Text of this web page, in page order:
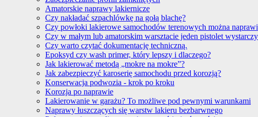
Amatorskie naprawy lakiernicze
Czy nakładać szpachlówkę na gołą blachę?
Czy powłoki lakierowe samochodów terenowych można
Czy w małym lub amatorskim warsztacie jeden pistolet
Czy warto czytać dokumentację techniczną.
Epoksyd czy wash primer, który lepszy i dlaczego?
Jak lakierować metodą „mokre na mokre”?
Jak zabezpieczyć karoserię samochodu przed korozją?
Konserwacja podwozia - krok po kroku
Korozja po naprawie
Lakierowanie w garażu? To możliwe pod pewnymi warunkami
Naprawy łuszczących się warstw lakieru bezbarwnego